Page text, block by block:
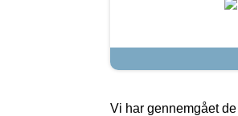
Vi har gennemgået